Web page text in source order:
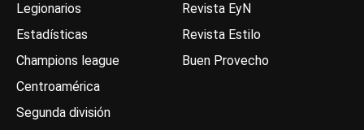
Legionarios
Estadísticas
Champions league
Centroamérica
Segunda división
Revista EyN
Revista Estilo
Buen Provecho